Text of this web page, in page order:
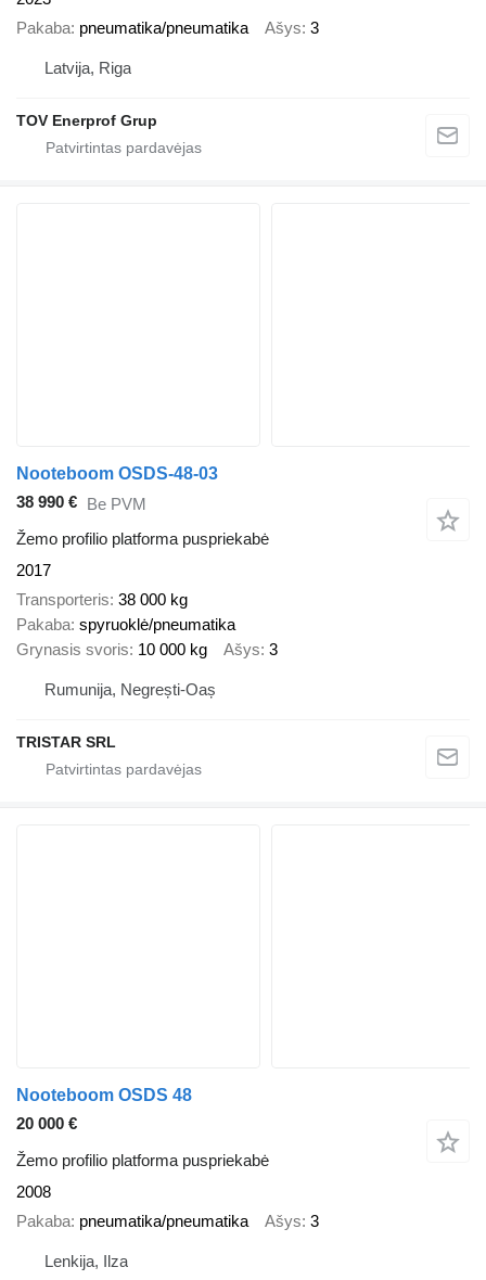
Pakaba pneumatika/pneumatika Ašys 3
Latvija, Riga
TOV Enerprof Grup
Nooteboom OSDS-48-03
38 990 € Be PVM
Žemo profilio platforma puspriekabė
2017
Transporteris 38 000 kg
Pakaba spyruoklė/pneumatika
Grynasis svoris 10 000 kg Ašys 3
Rumunija, Negrești-Oaș
TRISTAR SRL
Nooteboom OSDS 48
20 000 €
Žemo profilio platforma puspriekabė
2008
Pakaba pneumatika/pneumatika Ašys 3
Lenkija, Ilza